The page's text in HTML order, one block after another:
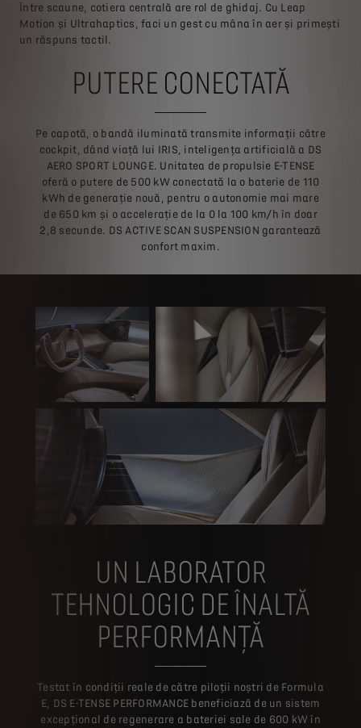
Între scaune, cotiera centrală are rol de ghidaj. Cu Leap
Motion și Ultrahaptics, faci un gest cu mâna în aer și primești
un răspuns tactil.
PUTERE CONECTATĂ
Pe capotă, o bandă iluminată transmite informații către
cockpit, dând viață lui IRIS, inteligența artificială a DS
AERO SPORT LOUNGE. Unitatea de propulsie E-TENSE
oferă o putere de 500 kW conectată la o baterie de 110
kWh de generație nouă, pentru o autonomie mai mare
de 650 km și o accelerație de la 0 la 100 km/h în doar
2,8 secunde. DS ACTIVE SCAN SUSPENSION garantează
confort maxim.
UN LABORATOR
TEHNOLOGIC DE ÎNALTĂ
PERFORMANȚĂ
Testat în condiții reale de către piloții noștri de Formula
E, DS E-TENSE PERFORMANCE beneficiază de un sistem
excepțional de regenerare a bateriei sale de 600 kW în